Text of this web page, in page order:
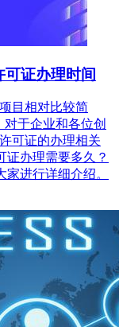
可证办理时间
目相对比较简
于企业和各位创
可证的办理相关
证办理需要多久？
进行详细介绍。